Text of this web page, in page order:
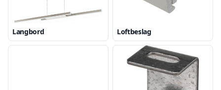
Langbord Loftbeslag